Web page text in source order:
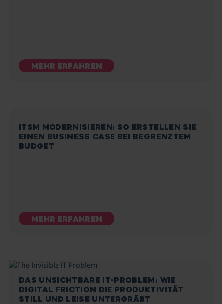
MEHR ERFAHREN
ITSM MODERNISIEREN: SO ERSTELLEN SIE
EINEN BUSINESS CASE BEI BEGRENZTEM
BUDGET
MEHR ERFAHREN
DAS UNSICHTBARE IT-PROBLEM: WIE
DIGITAL FRICTION DIE PRODUKTIVITÄT
STILL UND LEISE UNTERGRÄBT